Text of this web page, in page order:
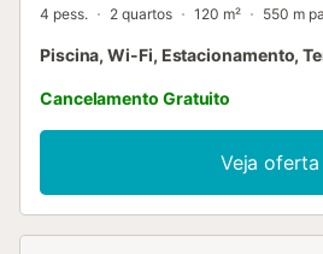
4 pess. 2 quartos 120 m² 550 m
Piscina, Wi-Fi, Estacionamento,
Cancelamento Gratuito
Veja oferta